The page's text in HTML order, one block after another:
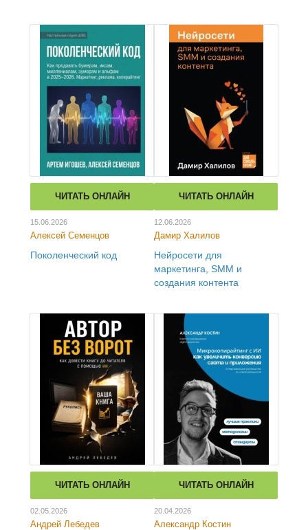
ЧИТАТЬ ОНЛАЙН
15.06.2026
Алексей Семенцов
Поколенческий код
ЧИТАТЬ ОНЛАЙН
12.06.2026
Дамир Халилов
Нейросети для
маркетинга, SMM и
создания контента
ЧИТАТЬ ОНЛАЙН
02.05.2026
Андрей Лебедев
ЧИТАТЬ ОНЛАЙН
20.04.2026
Александр Костин